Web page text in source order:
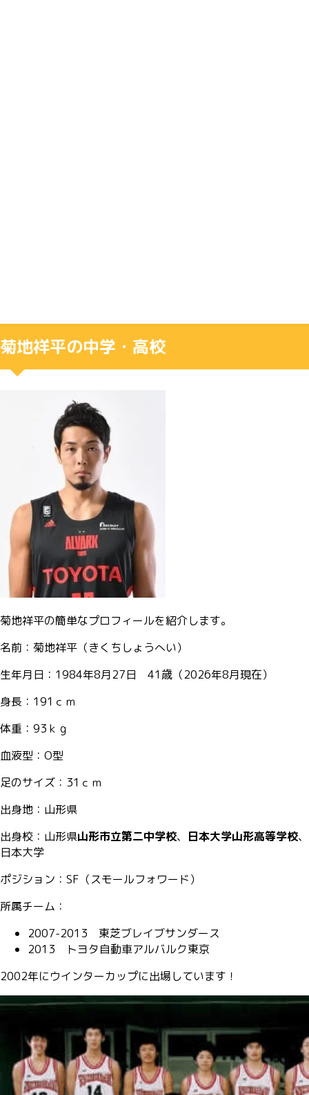
菊地祥平の中学・高校
菊地祥平の簡単なプロフィールを紹介します。
名前：菊地祥平（きくちしょうへい）
生年月日：1984年8月27日 41歳（2026年8月現在）
身長：191ｃｍ
体重：93ｋｇ
血液型：O型
足のサイズ：31ｃｍ
出身地：山形県
出身校：山形県山形市立第二中学校、 日本大学山形高等学校、
日本大学
ポジション：SF（スモールフォワード）
所属チーム：
2007-2013 東芝ブレイブサンダース
2013 トヨタ自動車アルバルク東京
2002年にウインターカップに出場しています！